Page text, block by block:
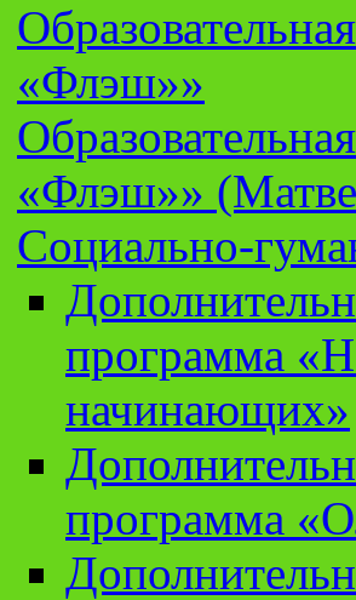
«Флэш»»
«Флэш»»
Социально-
программа
начинающих»
программа